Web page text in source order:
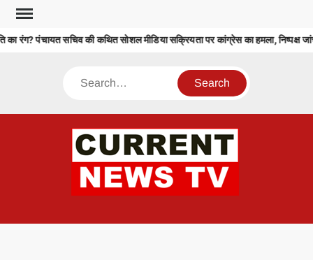
Skip
content
का रंग? पंचायत सचिव की कथित सोशल मीडिया सक्रियता पर कांग्रेस का हमला, निष्पक्ष जांच
Search